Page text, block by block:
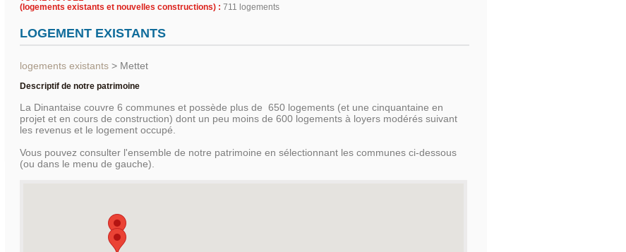
(logements existants et nouvelles constructions) : 711 logements
LOGEMENT EXISTANTS
logements existants > Mettet
Descriptif de notre patrimoine
La Dinantaise couvre 6 communes et possède plus de 650 logements (et une cinquantaine en
projet et en cours de construction) dont un peu moins de 600 logements à loyers modérés suivant
les revenus et le logement occupé.
Vous pouvez consulter l'ensemble de notre patrimoine en sélectionnant les communes ci-dessous
(ou dans le menu de gauche).